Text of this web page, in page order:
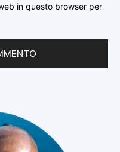
in questo browser per